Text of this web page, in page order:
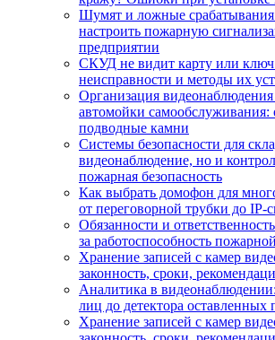
Шумят и ложные
настроить пожарную
предприятии
СКУД не видит карту или
неисправности и методы их
Организация
автомойки самообслуживания:
подводные камни
Системы безопасности для
видеонаблюдение, но и
пожарная безопасность
Как выбрать домофон для
от переговорной трубки до IP-
Обязанности и
за работоспособность
Хранение записей с камер
законность, сроки,
Аналитика в
лиц до детектора оставленных
Хранение записей с камер